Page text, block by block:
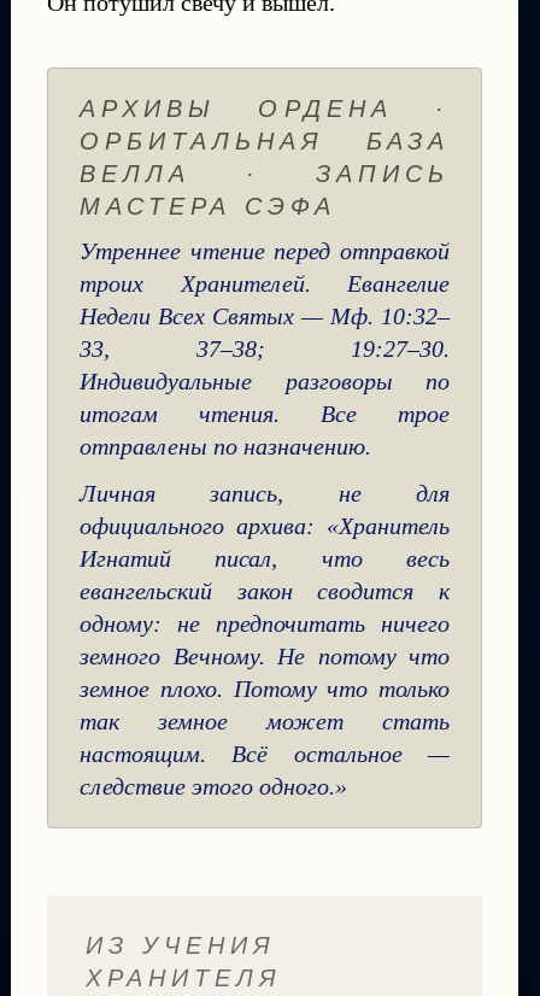
АРХИВЫ ОРДЕНА ·
ОРБИТАЛЬНАЯ БАЗА
ВЕЛЛА · ЗАПИСЬ
МАСТЕРА СЭФА
Утреннее чтение перед отправкой
троих Хранителей. Евангелие
Недели Всех Святых — Мф. 10:32–
33, 37–38; 19:27–30.
Индивидуальные разговоры по
итогам чтения. Все трое
отправлены по назначению.
Личная запись, не для
официального архива: «Хранитель
Игнатий писал, что весь
евангельский закон сводится к
одному: не предпочитать ничего
земного Вечному. Не потому что
земное плохо. Потому что только
так земное может стать
настоящим. Всё остальное —
следствие этого одного.»
ИЗ УЧЕНИЯ
ХРАНИТЕЛЯ